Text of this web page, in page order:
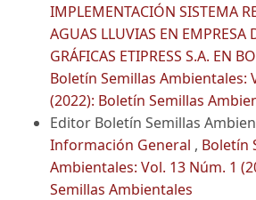
IMPLEMENTACIÓN SISTEMA
AGUAS LLUVIAS EN EMPRESA
GRÁFICAS ETIPRESS S.A. EN
Boletín Semillas Ambientales:
(2022): Boletín Semillas
Editor Boletín Semillas
Información General , Boletín
Ambientales: Vol. 13 Núm. 1
Semillas Ambientales